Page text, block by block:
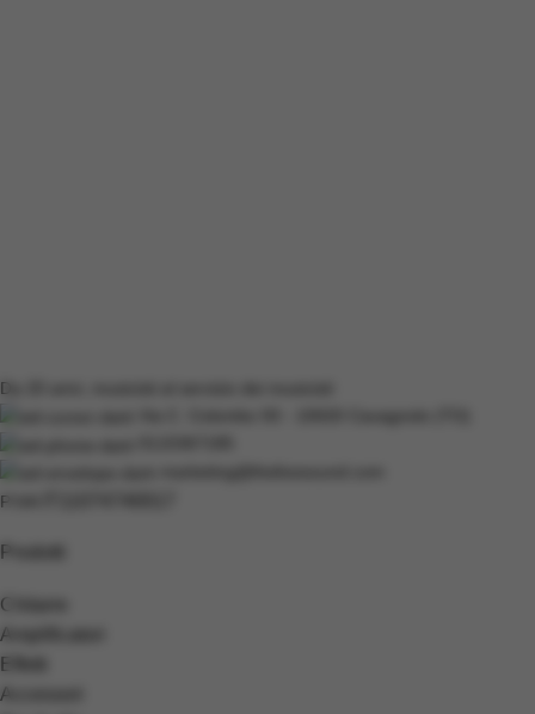
Da 20 anni, musicisti al servizio dei musicisti
P.IVA
Prodotti
Chitarre
Amplificatori
Effetti
Accessori